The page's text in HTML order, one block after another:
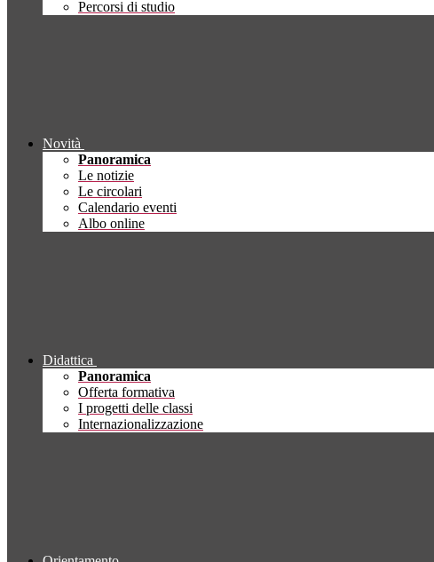
Percorsi di studio
Novità
Panoramica
Le notizie
Le circolari
Calendario eventi
Albo online
Didattica
Panoramica
Offerta formativa
I progetti delle classi
Internazionalizzazione